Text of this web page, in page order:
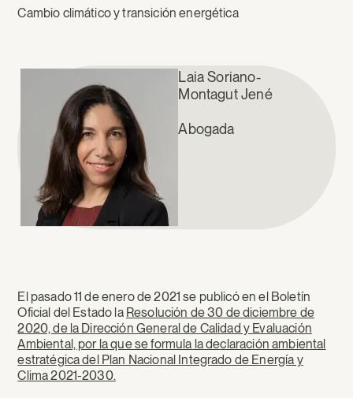
Cambio climático y transición energética
El pasado 11 de enero de 2021 se publicó en el Boletín
Oficial del Estado la Resolución de 30 de diciembre de
2020, de la Dirección General de Calidad y Evaluación
Ambiental, por la que se formula la declaración ambiental
estratégica del Plan Nacional Integrado de Energía y
Clima 2021-2030.
Laia Soriano-
Montagut Jené
Abogada